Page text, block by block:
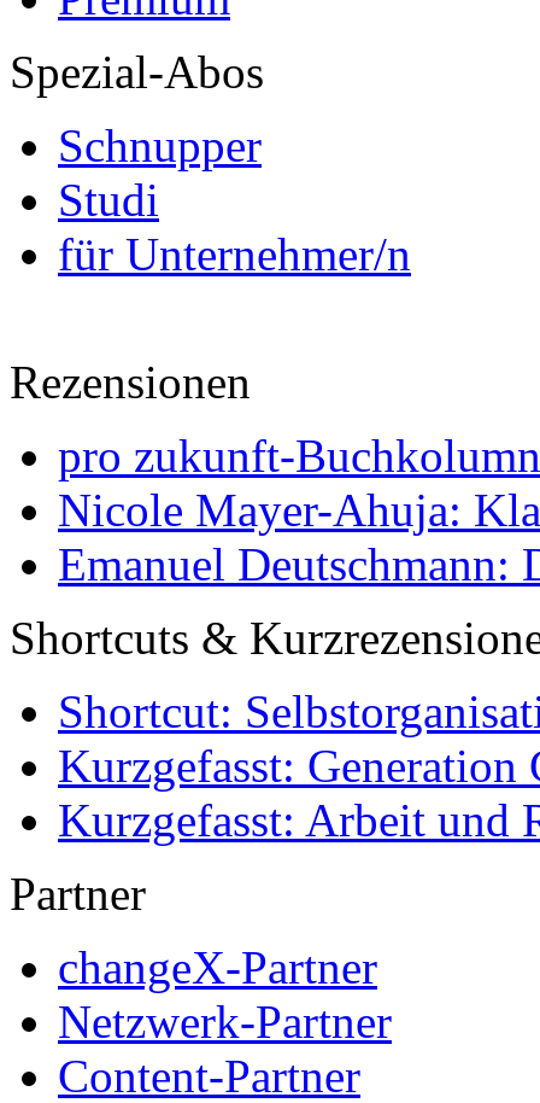
Spezial-Abos
Schnupper
Studi
für Unternehmer/n
Rezensionen
pro zukunft-
Nicole Mayer-Ahuja:
Emanuel Deutschmann:
Shortcuts &
Shortcut:
Kurzgefasst: Generation
Kurzgefasst: Arbeit und
Partner
changeX-Partner
Netzwerk-Partner
Content-Partner